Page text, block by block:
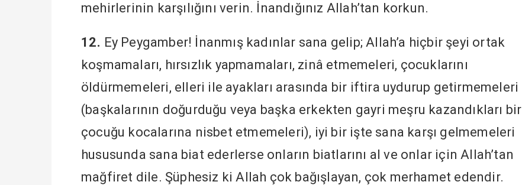
mehirlerinin karşılığını verin. İnandığınız Allah’tan korkun.
12. Ey Peygamber! İnanmış kadınlar sana gelip; Allah’a hiçbir şeyi ortak
koşmamaları, hırsızlık yapmamaları, zinâ etmemeleri, çocuklarını
öldürmemeleri, elleri ile ayakları arasında bir iftira uydurup getirmemeleri
(başkalarının doğurduğu veya başka erkekten gayri meşru kazandıkları bir
çocuğu kocalarına nisbet etmemeleri), iyi bir işte sana karşı gelmemeleri
hususunda sana biat ederlerse onların biatlarını al ve onlar için Allah’tan
mağfiret dile. Şüphesiz ki Allah çok bağışlayan, çok merhamet edendir.